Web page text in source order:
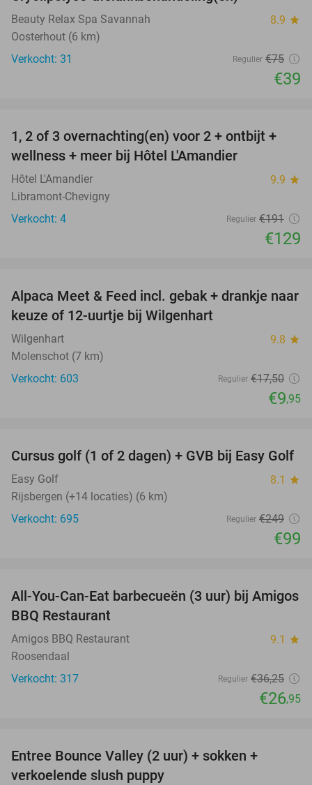
Beauty Relax Spa Savannah 8.9 star
Oosterhout (6 km)
Verkocht: 31
Regulier €75
€39
32%
TODAY
1, 2 of 3 overnachting(en) voor 2 + ontbijt +
wellness + meer bij Hôtel L'Amandier
Hôtel L'Amandier 9.9 star
Libramont-Chevigny
Verkocht: 4
Regulier €191
€129
43%
Alpaca Meet & Feed incl. gebak + drankje naar
keuze of 12-uurtje bij Wilgenhart
Wilgenhart 9.8 star
Molenschot (7 km)
Verkocht: 603
Regulier €17,50
€9,95
60%
Cursus golf (1 of 2 dagen) + GVB bij Easy Golf
Easy Golf 8.1 star
Rijsbergen (+14 locaties) (6 km)
Verkocht: 695
Regulier €249
€99
26%
All-You-Can-Eat barbecueën (3 uur) bij Amigos
BBQ Restaurant
Amigos BBQ Restaurant 9.1 star
Roosendaal
Verkocht: 317
Regulier €36,25
€26,95
Entree Bounce Valley (2 uur) + sokken +
verkoelende slush puppy